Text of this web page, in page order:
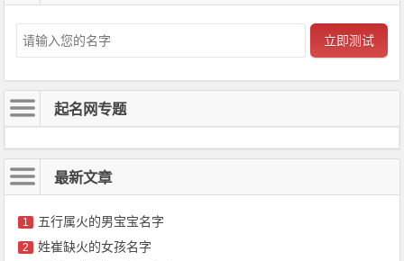
立即测试
起名网专题
最新文章
1 五行属火的男宝宝名字
2 姓崔缺火的女孩名字